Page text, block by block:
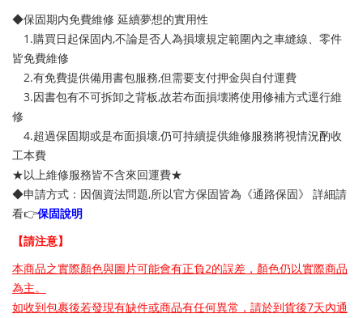
◆保固期内免費維修 延續夢想的實用性
1.購買日起保固内,不論是否人為損壞規定範圍內之車縫線、零件
皆免費維修
2.有免費提供備用書包服務,但需要支付押金與自付運費
3.因書包有不可拆卸之背板,故若布面損壊將使用修補方式逕行維
修
4.超過保固期或是布面損壞,仍可持續提供維修服務將視情況酌收
工本費
★以上維修服務皆不含來回運費★
◆申請方式：因個資法問題,所以官方保固皆為《通路保固》 詳細請
看👉保固說明
【請注意】
本商品之實際顏色與圖片可能會有正負2的誤差，顏色仍以實際商品
為主。
如收到包裹後若發現有缺件或商品有任何異常，請於到貨後7天內通